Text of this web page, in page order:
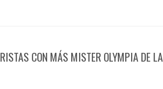
CON MÁS MISTER OLYMPIA DE LA